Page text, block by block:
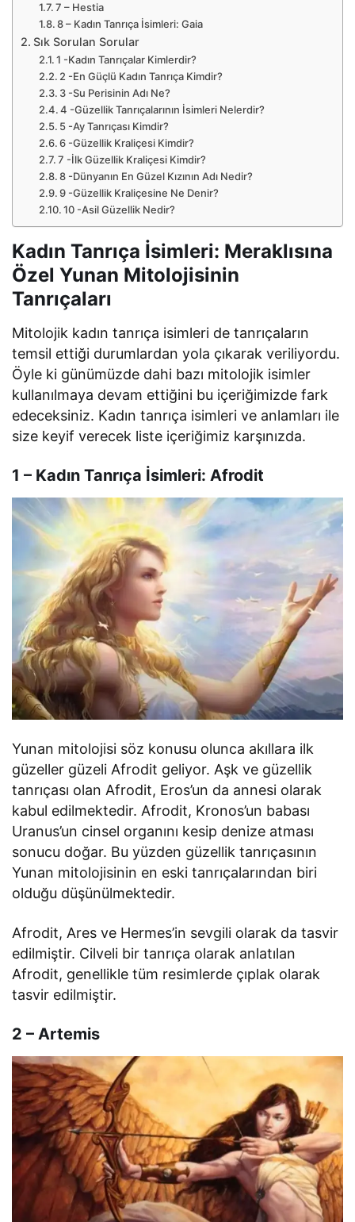
7 – Hestia
8 – Kadın Tanrıça İsimleri: Gaia
Sık Sorulan Sorular
1 -Kadın Tanrıçalar Kimlerdir?
2 -En Güçlü Kadın Tanrıça Kimdir?
3 -Su Perisinin Adı Ne?
4 -Güzellik Tanrıçalarının İsimleri Nelerdir?
5 -Ay Tanrıçası Kimdir?
6 -Güzellik Kraliçesi Kimdir?
7 -İlk Güzellik Kraliçesi Kimdir?
8 -Dünyanın En Güzel Kızının Adı Nedir?
9 -Güzellik Kraliçesine Ne Denir?
10 -Asil Güzellik Nedir?
Kadın Tanrıça İsimleri: Meraklısına
Özel Yunan Mitolojisinin
Tanrıçaları
Mitolojik kadın tanrıça isimleri de tanrıçaların
temsil ettiği durumlardan yola çıkarak veriliyordu.
Öyle ki günümüzde dahi bazı mitolojik isimler
kullanılmaya devam ettiğini bu içeriğimizde fark
edeceksiniz. Kadın tanrıça isimleri ve anlamları ile
size keyif verecek liste içeriğimiz karşınızda.
1 – Kadın Tanrıça İsimleri: Afrodit
Yunan mitolojisi söz konusu olunca akıllara ilk
güzeller güzeli Afrodit geliyor. Aşk ve güzellik
tanrıçası olan Afrodit, Eros’un da annesi olarak
kabul edilmektedir. Afrodit, Kronos’un babası
Uranus’un cinsel organını kesip denize atması
sonucu doğar. Bu yüzden güzellik tanrıçasının
Yunan mitolojisinin en eski tanrıçalarından biri
olduğu düşünülmektedir.
Afrodit, Ares ve Hermes’in sevgili olarak da tasvir
edilmiştir. Cilveli bir tanrıça olarak anlatılan
Afrodit, genellikle tüm resimlerde çıplak olarak
tasvir edilmiştir.
2 – Artemis